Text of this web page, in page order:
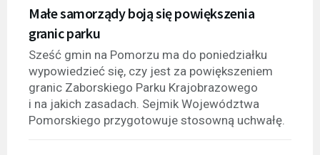
Małe samorządy boją się powiększenia
granic parku
Sześć gmin na Pomorzu ma do poniedziałku
wypowiedzieć się, czy jest za powiększeniem
granic Zaborskiego Parku Krajobrazowego
i na jakich zasadach. Sejmik Województwa
Pomorskiego przygotowuje stosowną uchwałę.